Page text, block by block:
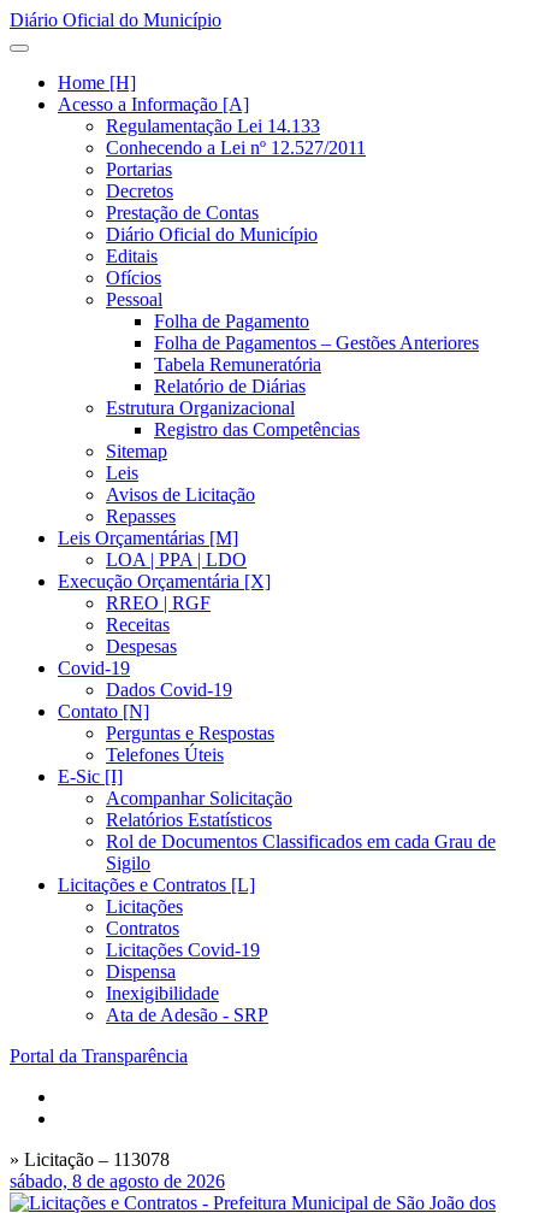
Diário Oficial do Município
Home [H]
Acesso a Informação [A]
Regulamentação Lei 14.133
Conhecendo a Lei nº 12.527/2011
Portarias
Decretos
Prestação de Contas
Diário Oficial do Município
Editais
Ofícios
Pessoal
Folha de Pagamento
Folha de Pagamentos – Gestões Anteriores
Tabela Remuneratória
Relatório de Diárias
Estrutura Organizacional
Registro das Competências
Sitemap
Leis
Avisos de Licitação
Repasses
Leis Orçamentárias [M]
LOA | PPA | LDO
Execução Orçamentária [X]
RREO | RGF
Receitas
Despesas
Covid-19
Dados Covid-19
Contato [N]
Perguntas e Respostas
Telefones Úteis
E-Sic [I]
Acompanhar Solicitação
Relatórios Estatísticos
Rol de Documentos Classificados em cada Grau de
Sigilo
Licitações e Contratos [L]
Licitações
Contratos
Licitações Covid-19
Dispensa
Inexigibilidade
Ata de Adesão - SRP
Portal da Transparência
» Licitação – 113078
sábado, 8 de agosto de 2026